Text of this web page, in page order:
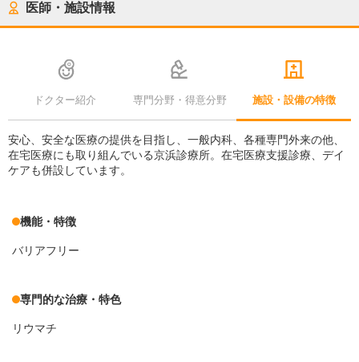
医師・施設情報
ドクター紹介 専門分野・得意分野 施設・設備の特徴
安心、安全な医療の提供を目指し、一般内科、各種専門外来の他、
在宅医療にも取り組んでいる京浜診療所。在宅医療支援診療、デイ
ケアも併設しています。
機能・特徴
バリアフリー
専門的な治療・特色
リウマチ